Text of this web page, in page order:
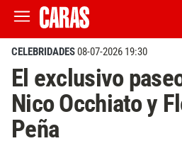
CELEBRIDADES08-07-2026 19:30
El exclusivo
Nico Occhiato y
Peña